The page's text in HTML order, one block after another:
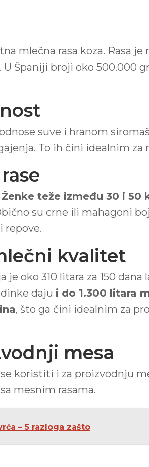
mlečna rasa koza. Rasa
. U Španiji broji oko 500.000
suve i hranom
To ih čini idealnim
Ženke teže između 30 i 50
su crne ili mahagoni
repove.
kvalitet
oko 310 litara za 150
daju i do 1.300 litara
, što ga čini idealnim za
mesa
koristiti i za proizvodnju
mesnim rasama.
– 5 razloga zašto